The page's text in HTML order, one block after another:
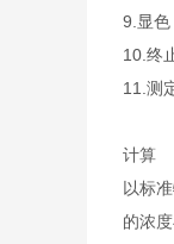
9.显
10.终
11.测
计算
以标
的浓